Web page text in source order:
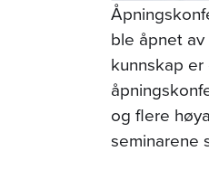
ble åpnet
kunnskap
og flere
seminarene